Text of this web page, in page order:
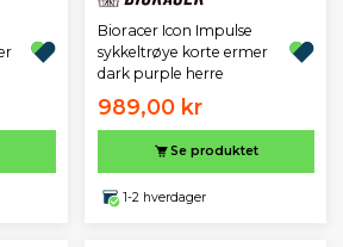
Bioracer Icon Impulse
sykkeltrøye korte ermer
dark purple herre
989,00 kr
Se produktet
1-2 hverdager